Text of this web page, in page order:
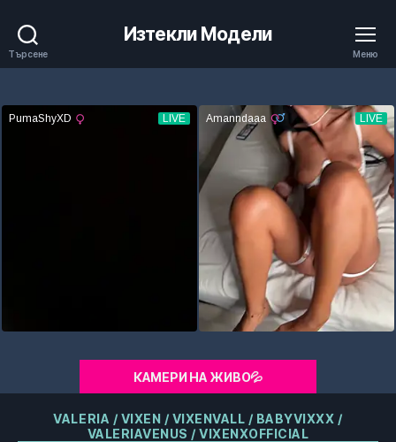
Търсене
Изтекли Модели
Меню
КАМЕРИ НА ЖИВО💦
Категории
VALERIA / VIXEN / VIXENVALL / BABYVIXXX /
VALERIAVENUS / VIXENXOFFICIAL